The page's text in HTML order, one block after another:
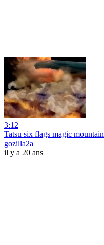
3:12
Tatsu six flags magic mountain
gozilla2a
il y a 20 ans